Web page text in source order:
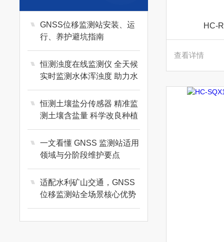
GNSS位移监测站安装、运
行、养护避坑指南
恒测浊度在线监测仪 全天候
实时监测水体浑浊度 助力水
质稳定达标管控
恒测土壤盐分传感器 精准监
测土壤含盐量 科学改良种植
土质
一文看懂 GNSS 监测站适用
领域与分阶段维护要点
适配水利矿山交通，GNSS
位移监测站全场景核心优势
HC-
查看详情